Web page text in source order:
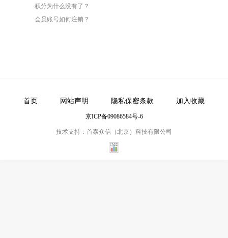
积分为什么没有了？
会员账号如何注销？
首页 网站声明 隐私保密条款 加入收藏
京ICP备09086584号-6
技术支持：首泰众信（北京）科技有限公司